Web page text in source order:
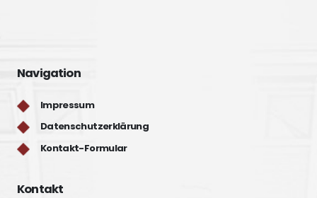
Navigation
Impressum
Datenschutzerklärung
Kontakt-Formular
Kontakt